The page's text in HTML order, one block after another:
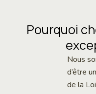
Pourquoi
Nous
d’être
de la